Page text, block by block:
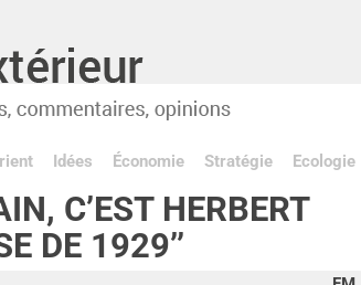
Idées Économie Stratégie Ecologie
C’EST HERBERT
DE 1929’’